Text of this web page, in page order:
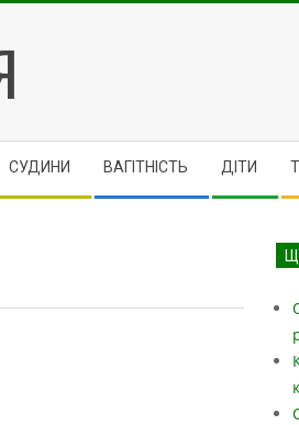
CУДИНИ ВАГІТНІСТЬ ДІТИ